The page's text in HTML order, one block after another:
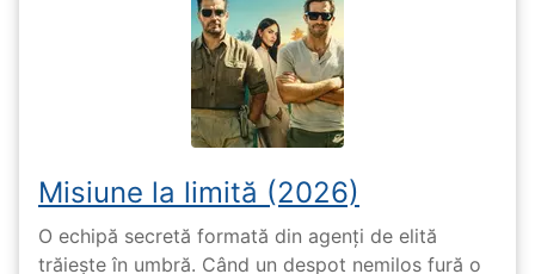
Misiune la limită (2026)
O echipă secretă formată din agenți de elită
trăiește în umbră. Când un despot nemilos fură o